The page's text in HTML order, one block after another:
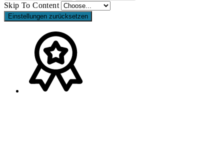
Skip To Content
Einstellungen zurücksetzen